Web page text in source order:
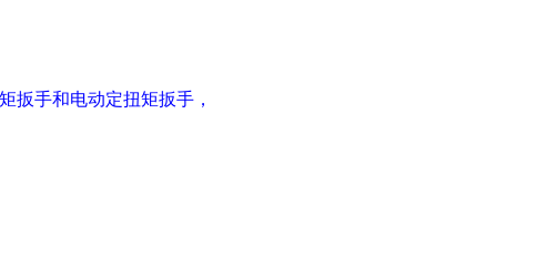
扳手和电动定扭矩扳手 ，